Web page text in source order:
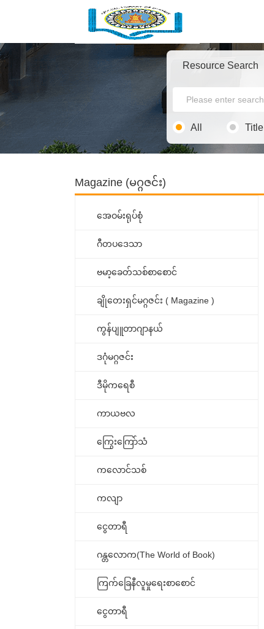
Resource Search
All Title
Magazine (မဂ္ဂဇင်း)
အေဝမ်းရုပ်စုံ
ဂီတပဒေသာ
ဗမာ့ခေတ်သစ်စာစောင်
ချိုတေးရှင်မဂ္ဂဇင်း ( Magazine )
ကွန်ပျူတာဂျာနယ်
ဒဂုံမဂ္ဂဇင်း
ဒီမိုကရေစီ
ကာယဗလ
ကြွေးကြော်သံ
ကလောင်သစ်
ကလျာ
ငွေတာရီ
ဂန္တလောက(The World of Book)
ကြက်ခြေနီလူမှုရေးစာစောင်
ငွေတာရီ